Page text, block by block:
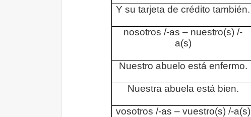
Y su tarjeta de crédito también.
nosotros /-as – nuestro(s) /-
a(s)
Nuestro abuelo está enfermo.
Nuestra abuela está bien.
vosotros /-as – vuestro(s) /-a(s)